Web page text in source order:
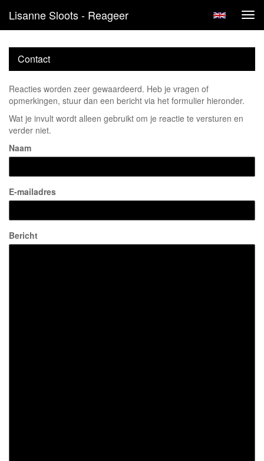
Lisanne Sloots - Reageer
Contact
Reacties worden zeer gewaardeerd. Heb je vragen of
opmerkingen, stuur dan een bericht via het formulier hieronder.
Wat je invult wordt alleen gebruikt om je reactie te versturen en
verder niet.
Naam
E-mailadres
Bericht